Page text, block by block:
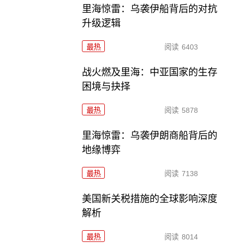
里海惊雷：乌袭伊船背后的对抗
升级逻辑
最热 阅读 6403
战火燃及里海：中亚国家的生存
困境与抉择
最热 阅读 5878
里海惊雷：乌袭伊朗商船背后的
地缘博弈
最热 阅读 7138
美国新关税措施的全球影响深度
解析
最热 阅读 8014